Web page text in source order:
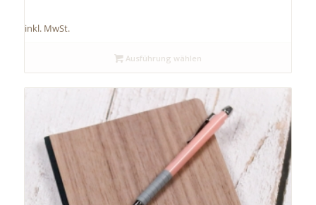
inkl. MwSt.
Ausführung wählen